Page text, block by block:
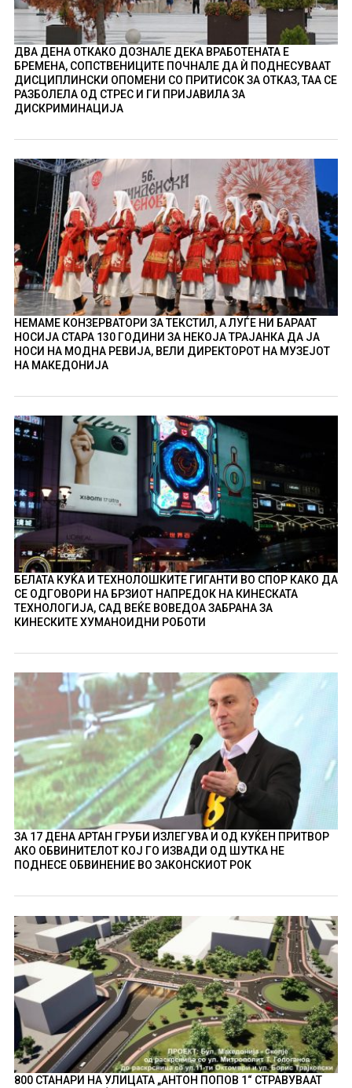
ДВА ДЕНА ОТКАКО ДОЗНАЛЕ ДЕКА ВРАБОТЕНАТА Е
БРЕМЕНА, СОПСТВЕНИЦИТЕ ПОЧНАЛЕ ДА Ѝ ПОДНЕСУВААТ
ДИСЦИПЛИНСКИ ОПОМЕНИ СО ПРИТИСОК ЗА ОТКАЗ, ТАА СЕ
РАЗБОЛЕЛА ОД СТРЕС И ГИ ПРИЈАВИЛА ЗА
ДИСКРИМИНАЦИЈА
НЕМАМЕ КОНЗЕРВАТОРИ ЗА ТЕКСТИЛ, А ЛУЃЕ НИ БАРААТ
НОСИЈА СТАРА 130 ГОДИНИ ЗА НЕКОЈА ТРАЈАНКА ДА ЈА
НОСИ НА МОДНА РЕВИЈА, ВЕЛИ ДИРЕКТОРОТ НА МУЗЕЈОТ
НА МАКЕДОНИЈА
БЕЛАТА КУЌА И ТЕХНОЛОШКИТЕ ГИГАНТИ ВО СПОР КАКО ДА
СЕ ОДГОВОРИ НА БРЗИОТ НАПРЕДОК НА КИНЕСКАТА
ТЕХНОЛОГИЈА, САД ВЕЌЕ ВОВЕДОА ЗАБРАНА ЗА
КИНЕСКИТЕ ХУМАНОИДНИ РОБОТИ
ЗА 17 ДЕНА АРТАН ГРУБИ ИЗЛЕГУВА И ОД КУЌЕН ПРИТВОР
АКО ОБВИНИТЕЛОТ КОЈ ГО ИЗВАДИ ОД ШУТКА НЕ
ПОДНЕСЕ ОБВИНЕНИЕ ВО ЗАКОНСКИОТ РОК
800 СТАНАРИ НА УЛИЦАТА „АНТОН ПОПОВ 1“ СТРАВУВААТ